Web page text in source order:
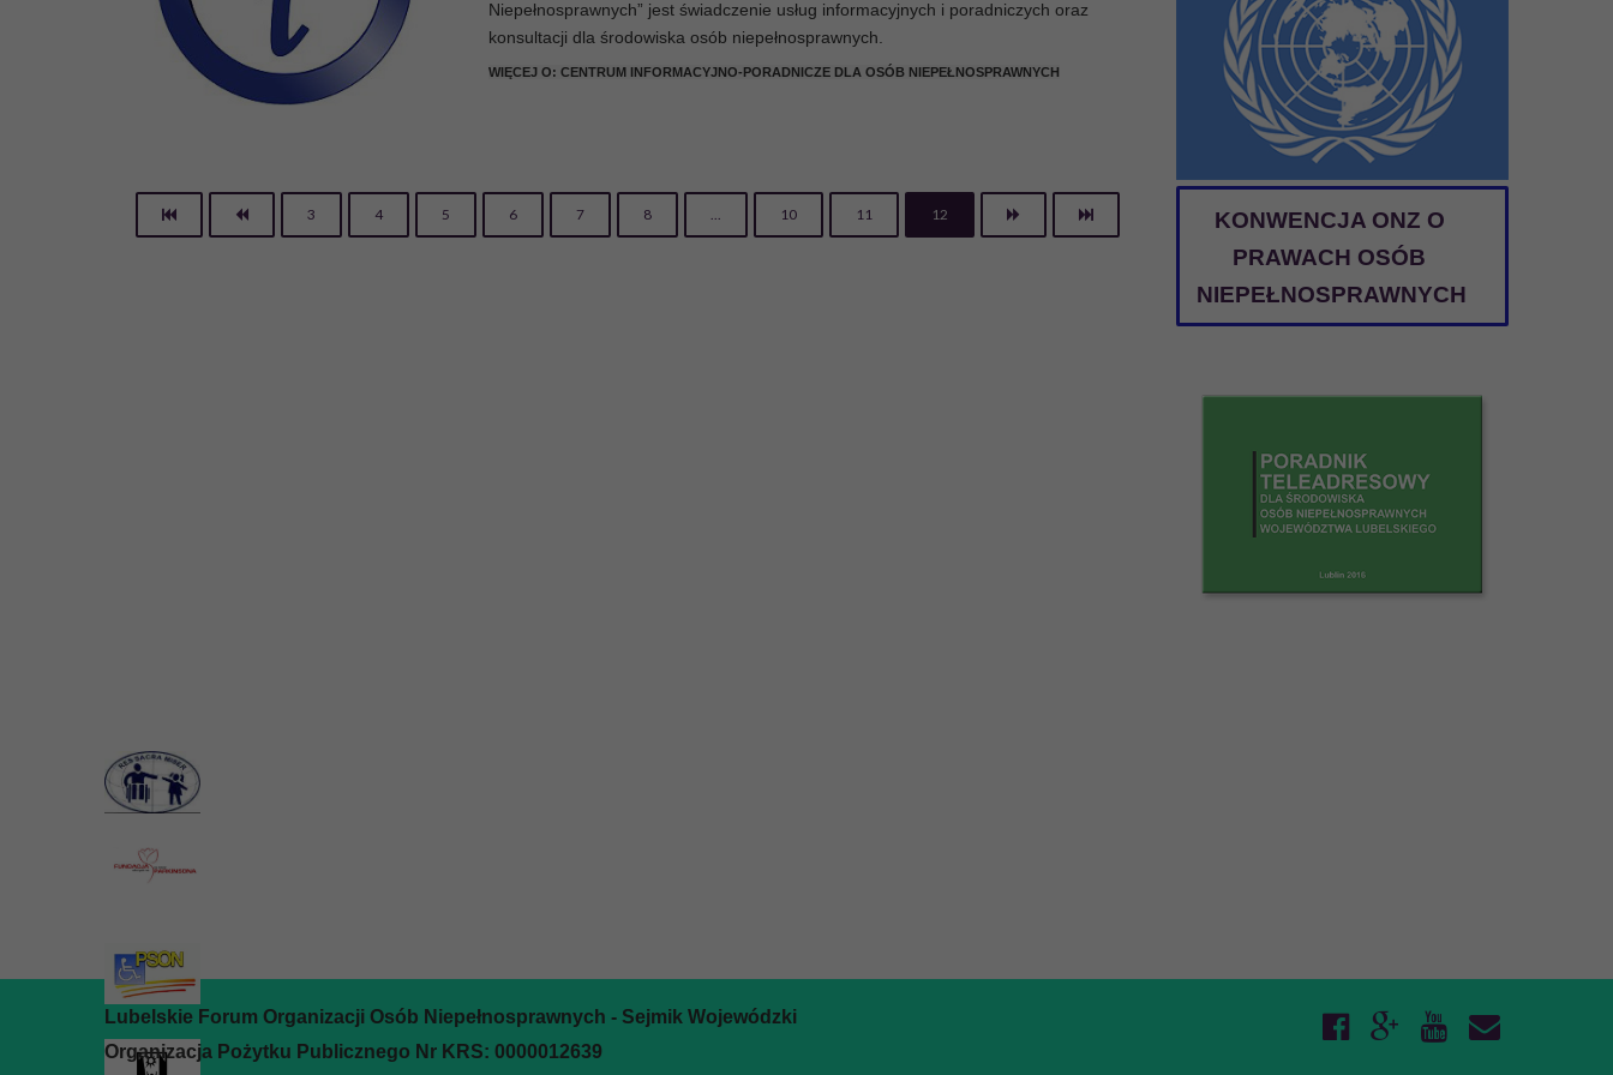
Niepełnosprawnych” jest świadczenie usług informacyjnych i poradniczych oraz
konsultacji dla środowiska osób niepełnosprawnych.
WIĘCEJ O: CENTRUM INFORMACYJNO-PORADNICZE DLA OSÓB NIEPEŁNOSPRAWNYCH
3 4 5 6 7 8 ... 10 11 12
KONWENCJA ONZ O
PRAWACH OSÓB
NIEPEŁNOSPRAWNYCH
Lubelskie Forum Organizacji Osób Niepełnosprawnych - Sejmik Wojewódzki
Organizacja Pożytku Publicznego Nr KRS: 0000012639